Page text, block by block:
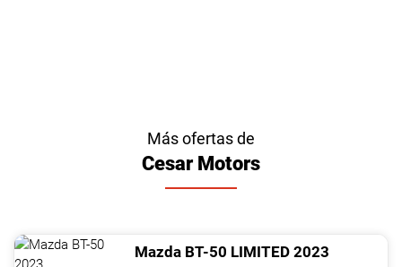
Más ofertas de
Cesar Motors
Mazda BT-50 LIMITED 2023